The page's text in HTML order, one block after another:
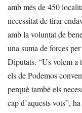
amb més de 450
necessitat de tirar
amb la voluntat de
una suma de forces
Diputats. “Us volem a
els de Podemos
perquè també els
cap d’aquests vots”,